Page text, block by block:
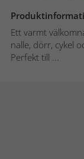
Ett varmt
nalle, dörr, cykel
Perfekt till ...